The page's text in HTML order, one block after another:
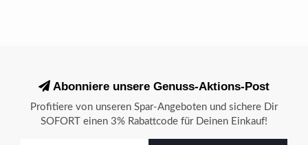
Abonniere unsere Genuss-Aktions-Post
Profitiere von unseren Spar-Angeboten und sichere Dir
SOFORT einen 3% Rabattcode für Deinen Einkauf!